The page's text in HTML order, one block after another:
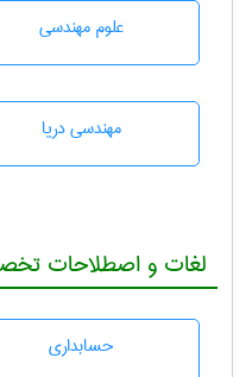
علوم مهندسی
مهندسی دریا
لغات و اصطلاحات
حسابداری